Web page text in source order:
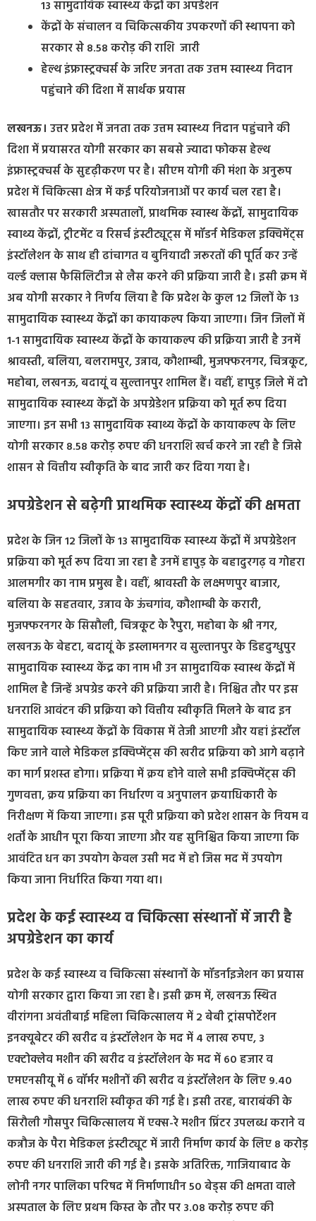
13 सामुदायिक स्वास्थ्य केंद्रों का अपडेशन
केंद्रों के संचालन व चिकित्सकीय उपकरणों की स्थापना को
सरकार से 8.58 करोड़ की राशि जारी
हेल्थ इंफ्रास्ट्रक्चर्स के जरिए जनता तक उत्तम स्वास्थ्य निदान
पहुंचाने की दिशा में सार्थक प्रयास
लखनऊ। उत्तर प्रदेश में जनता तक उत्तम स्वास्थ्य निदान पहुंचाने की
दिशा में प्रयासरत योगी सरकार का सबसे ज्यादा फोकस हेल्थ
इंफ्रास्ट्रक्चर्स के सुदृढ़ीकरण पर है। सीएम योगी की मंशा के अनुरूप
प्रदेश में चिकित्सा क्षेत्र में कई परियोजनाओं पर कार्य चल रहा है।
खासतौर पर सरकारी अस्पतालों, प्राथमिक स्वास्थ केंद्रों, सामुदायिक
स्वाथ्य केंद्रों, ट्रीटमेंट व रिसर्च इंस्टीट्यूट्स में मॉडर्न मेडिकल इक्विमेंट्स
इंस्टॉलेशन के साथ ही ढांचागत व बुनियादी जरूरतों की पूर्ति कर उन्हें
वर्ल्ड क्लास फैसिलिटीज से लैस करने की प्रक्रिया जारी है। इसी क्रम में
अब योगी सरकार ने निर्णय लिया है कि प्रदेश के कुल 12 जिलों के 13
सामुदायिक स्वास्थ्य केंद्रों का कायाकल्प किया जाएगा। जिन जिलों में
1-1 सामुदायिक स्वास्थ्य केंद्रों के कायाकल्प की प्रक्रिया जारी है उनमें
श्रावस्ती, बलिया, बलरामपुर, उन्नाव, कौशाम्बी, मुजफ्फरनगर, चित्रकूट,
महोबा, लखनऊ, बदायूं व सुल्तानपुर शामिल हैं। वहीं, हापुड़ जिले में दो
सामुदायिक स्वास्थ्य केंद्रों के अपग्रेडेशन प्रक्रिया को मूर्त रूप दिया
जाएगा। इन सभी 13 सामुदायिक स्वाथ्य केंद्रों के कायाकल्प के लिए
योगी सरकार 8.58 करोड़ रुपए की धनराशि खर्च करने जा रही है जिसे
शासन से वित्तीय स्वीकृति के बाद जारी कर दिया गया है।
अपग्रेडेशन से बढ़ेगी प्राथमिक स्वास्थ्य केंद्रों की क्षमता
प्रदेश के जिन 12 जिलों के 13 सामुदायिक स्वास्थ्य केंद्रों में अपग्रेडेशन
प्रक्रिया को मूर्त रूप दिया जा रहा है उनमें हापुड़ के बहादुरगढ़ व गोहरा
आलमगीर का नाम प्रमुख है। वहीं, श्रावस्ती के लक्ष्मणपुर बाजार,
बलिया के सहतवार, उन्नाव के ऊंचगांव, कौशाम्बी के करारी,
मुजफ्फरनगर के सिसौली, चित्रकूट के रैपुरा, महोबा के श्री नगर,
लखनऊ के बेहटा, बदायूं के इस्लामनगर व सुल्तानपुर के डिहदुग्धुपुर
सामुदायिक स्वास्थ्य केंद्र का नाम भी उन सामुदायिक स्वास्थ केंद्रों में
शामिल है जिन्हें अपग्रेड करने की प्रक्रिया जारी है। निश्चित तौर पर इस
धनराशि आवंटन की प्रक्रिया को वित्तीय स्वीकृति मिलने के बाद इन
सामुदायिक स्वास्थ्य केंद्रों के विकास में तेजी आएगी और यहां इंस्टॉल
किए जाने वाले मेडिकल इक्विप्मेंट्स की खरीद प्रक्रिया को आगे बढ़ाने
का मार्ग प्रशस्त होगा। प्रक्रिया में क्रय होने वाले सभी इक्विप्मेंट्स की
गुणवत्ता, क्रय प्रक्रिया का निर्धारण व अनुपालन क्रयाधिकारी के
निरीक्षण में किया जाएगा। इस पूरी प्रक्रिया को प्रदेश शासन के नियम व
शर्तों के आधीन पूरा किया जाएगा और यह सुनिश्चित किया जाएगा कि
आवंटित धन का उपयोग केवल उसी मद में हो जिस मद में उपयोग
किया जाना निर्धारित किया गया था।
प्रदेश के कई स्वास्थ्य व चिकित्सा संस्थानों में जारी है
अपग्रेडेशन का कार्य
प्रदेश के कई स्वास्थ्य व चिकित्सा संस्थानों के मॉडर्नाइजेशन का प्रयास
योगी सरकार द्वारा किया जा रहा है। इसी क्रम में, लखनऊ स्थित
वीरांगना अवंतीबाई महिला चिकित्सालय में 2 बेबी ट्रांसपोर्टेशन
इनक्यूबेटर की खरीद व इंस्टॉलेशन के मद में 4 लाख रुपए, 3
एक्टोक्लेव मशीन की खरीद व इंस्टॉलेशन के मद में 60 हजार व
एमएनसीयू में 6 वॉर्मर मशीनों की खरीद व इंस्टॉलेशन के लिए 9.40
लाख रुपए की धनराशि स्वीकृत की गई है। इसी तरह, बाराबंकी के
सिरौली गौसपुर चिकित्सालय में एक्स-रे मशीन प्रिंटर उपलब्ध कराने व
कन्नौज के पैरा मेडिकल इंस्टीट्यूट में जारी निर्माण कार्य के लिए 8 करोड़
रुपए की धनराशि जारी की गई है। इसके अतिरिक्त, गाजियाबाद के
लोनी नगर पालिका परिषद में निर्माणाधीन 50 बेड्स की क्षमता वाले
अस्पताल के लिए प्रथम किस्त के तौर पर 3.08 करोड़ रुपए की